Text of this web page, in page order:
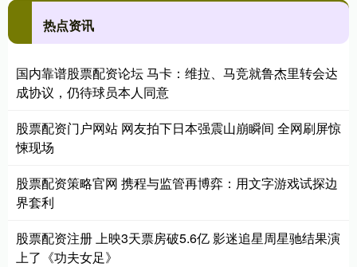
热点资讯
国内靠谱股票配资论坛 马卡：维拉、马竞就鲁杰里转会达
成协议，仍待球员本人同意
股票配资门户网站 网友拍下日本强震山崩瞬间 全网刷屏惊
悚现场
股票配资策略官网 携程与监管再博弈：用文字游戏试探边
界套利
股票配资注册 上映3天票房破5.6亿 影迷追星周星驰结果演
上了《功夫女足》